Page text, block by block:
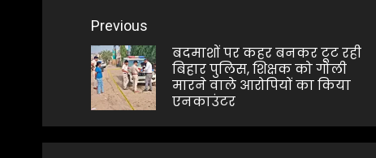
Post
navigation
Previous
बदमाशों पर कहर बनकर टूट रही
बिहार पुलिस, शिक्षक को गोली
मारने वाले आरोपियों का किया
एनकाउंटर